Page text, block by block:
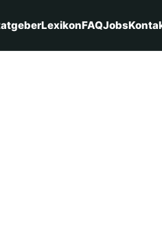
LexikonFAQJobs